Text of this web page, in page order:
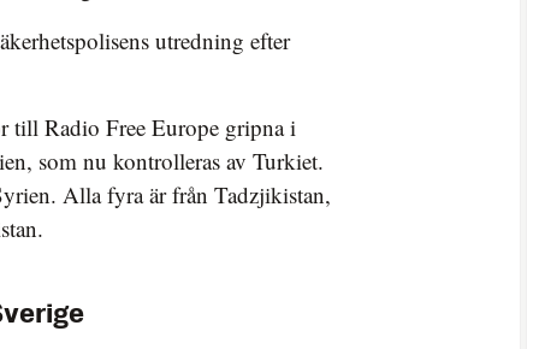
utredning efter
till Radio Free Europe gripna i
som nu kontrolleras av Turkiet.
Alla fyra är från Tadzjikistan,